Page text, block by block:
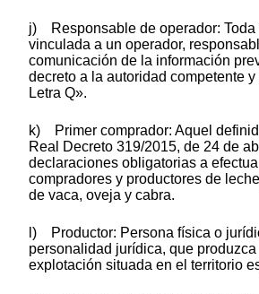
j) Responsable de operador: Toda
vinculada a un operador,
comunicación de la información
decreto a la autoridad competente
Letra Q».
k) Primer comprador: Aquel
Real Decreto 319/2015, de 24 de
declaraciones obligatorias a
compradores y productores de
de vaca, oveja y cabra.
l) Productor: Persona física o
personalidad jurídica, que
explotación situada en el territorio